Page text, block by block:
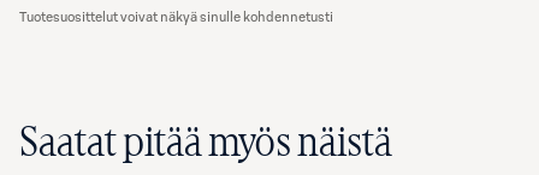
Tuotesuosittelut voivat näkyä sinulle kohdennetusti
Saatat pitää myös näistä